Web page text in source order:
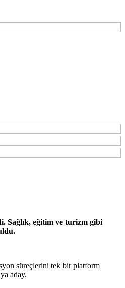
Sağlık, eğitim ve turizm gibi
süreçlerini tek bir platform
aday.